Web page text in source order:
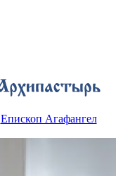
Епископ Агафангел